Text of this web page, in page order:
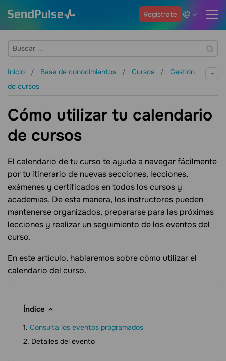
Regístrate
Inicio Base de conocimientos Cursos
Gestión
de cursos
Cómo utilizar tu calendario
de cursos
El calendario de tu curso te ayuda a navegar fácilmente
por tu itinerario de nuevas secciones, lecciones,
exámenes y certificados en todos los cursos y
academias. De esta manera, los instructores pueden
mantenerse organizados, prepararse para las próximas
lecciones y realizar un seguimiento de los eventos del
curso.
En este artículo, hablaremos sobre cómo utilizar el
calendario del curso.
Índice
Consulta los eventos programados
Detalles del evento